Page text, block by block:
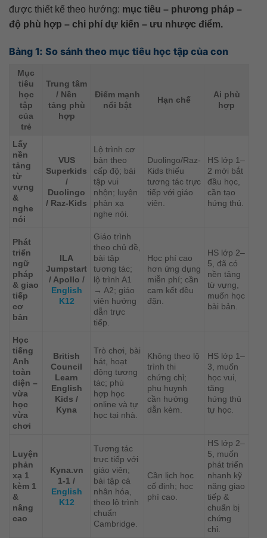
được thiết kế theo hướng: mục tiêu – phương pháp –
độ phù hợp – chi phí dự kiến – ưu nhược điểm.
Bảng 1: So sánh theo mục tiêu học tập của con
Mục
tiêu
học
tập
của
trẻ
Trung tâm
/ Nền
tảng phù
hợp
Điểm mạnh
nổi bật
Hạn chế
Ai phù
hợp
Lấy
nền
tảng
từ
vựng
&
nghe
nói
VUS
Superkids
/
Duolingo
/ Raz-Kids
Lộ trình cơ
bản theo
cấp độ; bài
tập vui
nhộn; luyện
phản xạ
nghe nói.
Duolingo/Raz-
Kids thiếu
tương tác trực
tiếp với giáo
viên.
HS lớp 1–
2 mới bắt
đầu học,
cần tạo
hứng thú.
Phát
triển
ngữ
pháp
& giao
tiếp
cơ
bản
ILA
Jumpstart
/ Apollo /
English
K12
Giáo trình
theo chủ đề,
bài tập
tương tác;
lộ trình A1
→ A2; giáo
viên hướng
dẫn trực
tiếp.
Học phí cao
hơn ứng dụng
miễn phí; cần
cam kết đều
đặn.
HS lớp 2–
5, đã có
nền tảng
từ vựng,
muốn học
bài bản.
Học
tiếng
Anh
toàn
diện –
vừa
học
vừa
chơi
British
Council
Learn
English
Kids /
Kyna
Trò chơi, bài
hát, hoạt
động tương
tác; phù
hợp học
online và tự
học tại nhà.
Không theo lộ
trình thi
chứng chỉ;
phụ huynh
cần hướng
dẫn kèm.
HS lớp 1–
3, muốn
học vui,
tăng
hứng thú
tự học.
Luyện
phản
xạ 1
kèm 1
&
nâng
cao
Kyna.vn
1-1 /
English
K12
Tương tác
trực tiếp với
giáo viên;
bài tập cá
nhân hóa,
theo lộ trình
chuẩn
Cambridge.
Cần lịch học
cố định; học
phí cao.
HS lớp 2–
5, muốn
phát triển
nhanh kỹ
năng giao
tiếp &
chuẩn bị
chứng
chỉ.